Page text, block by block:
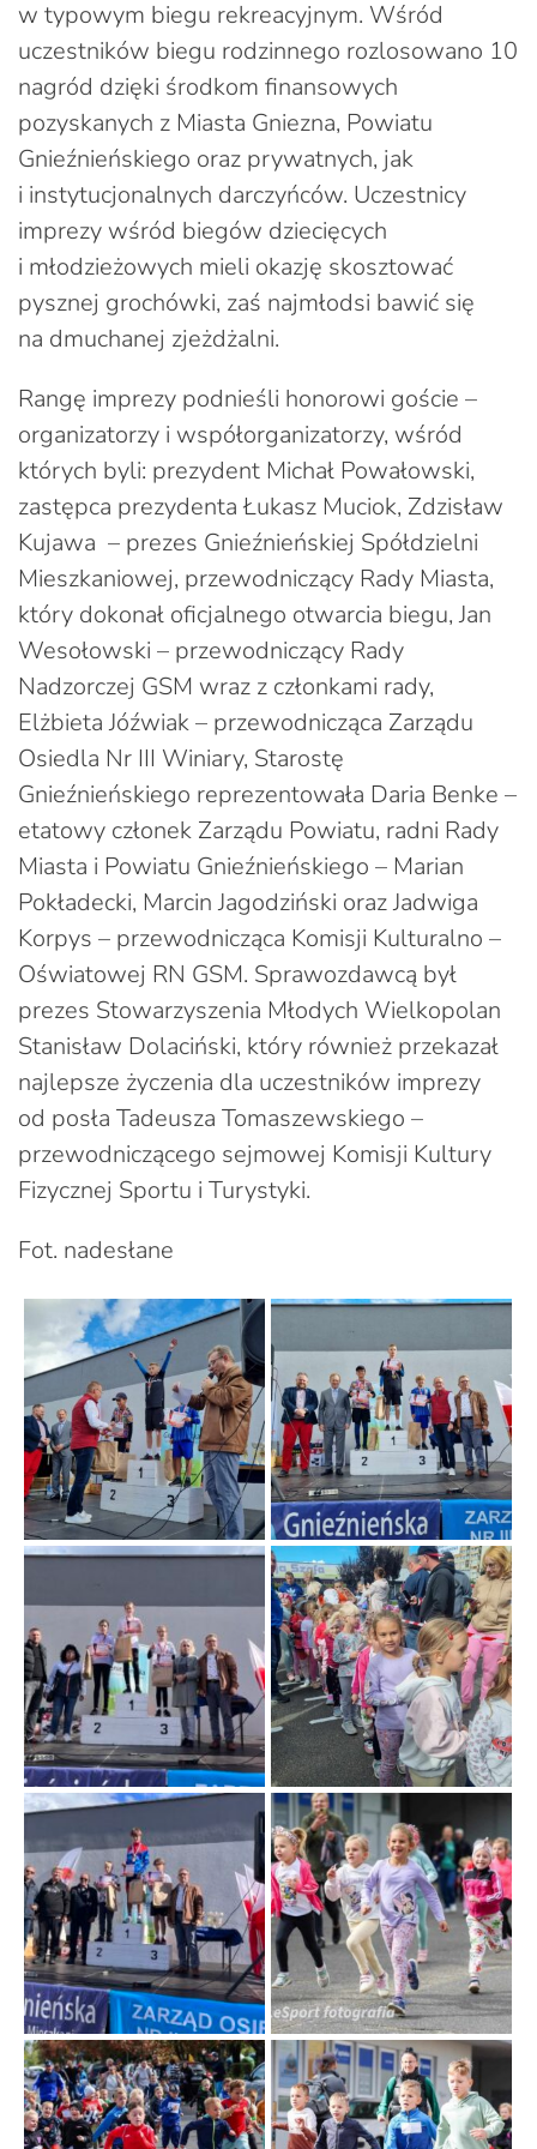
w typowym biegu rekreacyjnym. Wśród
uczestników biegu rodzinnego rozlosowano 10
nagród dzięki środkom finansowych
pozyskanych z Miasta Gniezna, Powiatu
Gnieźnieńskiego oraz prywatnych, jak
i instytucjonalnych darczyńców. Uczestnicy
imprezy wśród biegów dziecięcych
i młodzieżowych mieli okazję skosztować
pysznej grochówki, zaś najmłodsi bawić się
na dmuchanej zjeżdżalni.
Rangę imprezy podnieśli honorowi goście –
organizatorzy i współorganizatorzy, wśród
których byli: prezydent Michał Powałowski,
zastępca prezydenta Łukasz Muciok, Zdzisław
Kujawa – prezes Gnieźnieńskiej Spółdzielni
Mieszkaniowej, przewodniczący Rady Miasta,
który dokonał oficjalnego otwarcia biegu, Jan
Wesołowski – przewodniczący Rady
Nadzorczej GSM wraz z członkami rady,
Elżbieta Jóźwiak – przewodnicząca Zarządu
Osiedla Nr III Winiary, Starostę
Gnieźnieńskiego reprezentowała Daria Benke –
etatowy członek Zarządu Powiatu, radni Rady
Miasta i Powiatu Gnieźnieńskiego – Marian
Pokładecki, Marcin Jagodziński oraz Jadwiga
Korpys – przewodnicząca Komisji Kulturalno –
Oświatowej RN GSM. Sprawozdawcą był
prezes Stowarzyszenia Młodych Wielkopolan
Stanisław Dolaciński, który również przekazał
najlepsze życzenia dla uczestników imprezy
od posła Tadeusza Tomaszewskiego –
przewodniczącego sejmowej Komisji Kultury
Fizycznej Sportu i Turystyki.
Fot. nadesłane